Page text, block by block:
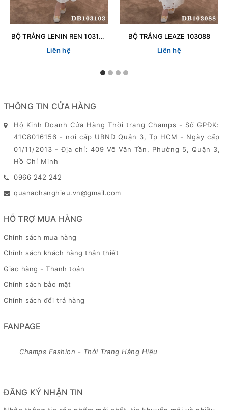
BỘ TRẮNG LENIN REN 103103
Liên hệ
BỘ TRẮNG LEAZE 103088
Liên hệ
THÔNG TIN CỬA HÀNG
Hộ Kinh Doanh Cửa Hàng Thời trang Champs - Số GPĐK:
41C8016156 - nơi cấp UBND Quận 3, Tp HCM - Ngày cấp
01/11/2013 - Địa chỉ: 409 Võ Văn Tần, Phường 5, Quận 3,
Hồ Chí Minh
0966 242 242
quanaohanghieu.vn@gmail.com
HỖ TRỢ MUA HÀNG
Chính sách mua hàng
Chính sách khách hàng thân thiết
Giao hàng - Thanh toán
Chính sách bảo mật
Chính sách đổi trả hàng
FANPAGE
Champs Fashion - Thời Trang Hàng Hiệu
ĐĂNG KÝ NHẬN TIN